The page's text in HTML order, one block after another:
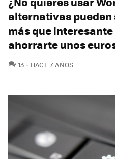
alternativas pueden
más que
ahorrarte unos
13 COMENTARIOS
HACE 7 AÑOS